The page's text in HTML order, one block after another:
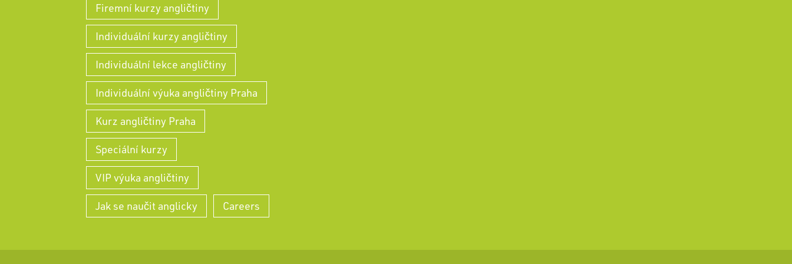
Firemní kurzy angličtiny
Individuální kurzy angličtiny
Individuální lekce angličtiny
Individuální výuka angličtiny Praha
Kurz angličtiny Praha
Speciální kurzy
VIP výuka angličtiny
Jak se naučit anglicky Careers